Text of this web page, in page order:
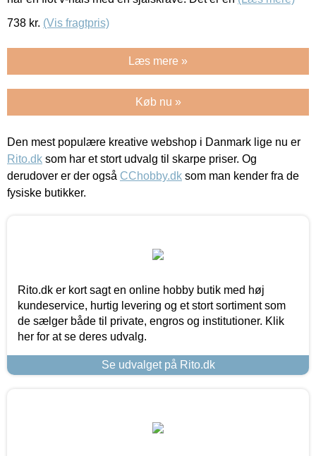
738 kr. (Vis fragtpris)
Læs mere »
Køb nu »
Den mest populære kreative webshop i Danmark lige nu er
Rito.dk som har et stort udvalg til skarpe priser. Og
derudover er der også CChobby.dk som man kender fra de
fysiske butikker.
Rito.dk er kort sagt en online hobby butik med høj
kundeservice, hurtig levering og et stort sortiment som
de sælger både til private, engros og institutioner. Klik
her for at se deres udvalg.
Se udvalget på Rito.dk